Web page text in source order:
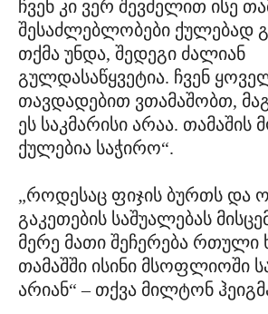
ჩვენ კი ვერ შევძელით ისე
შესაძლებლობები ქულებად
თქმა უნდა, შედეგი ძალიან
გულდასაწყვეტია. ჩვენ
თავდადებით ვთამაშობთ,
ეს საკმარისი არაა. თამაშის
ქულებია საჭირო“.
„როდესაც ფიჯის ბურთს და
გაკეთების საშუალებას
მერე მათი შეჩერება რთული
თამაშში ისინი მსოფლიოში
არიან“ – თქვა მილტონ